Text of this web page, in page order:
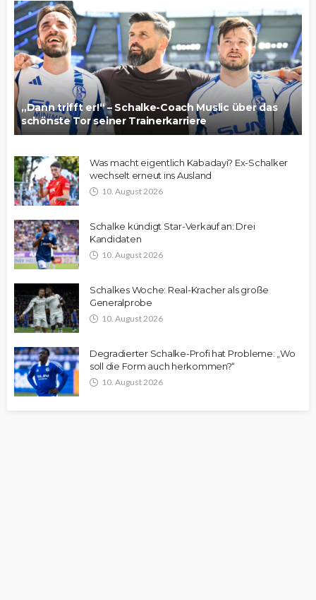
„Dann trifft er!“ – Schalke-Coach Muslic über das
schönste Tor seiner Trainerkarriere
Was macht eigentlich Kabadayi? Ex-Schalker
wechselt erneut ins Ausland
10. August 2026
Schalke kündigt Star-Verkauf an: Drei
Kandidaten
10. August 2026
Schalkes Woche: Real-Kracher als große
Generalprobe
10. August 2026
Degradierter Schalke-Profi hat Probleme: „Wo
soll die Form auch herkommen?“
10. August 2026